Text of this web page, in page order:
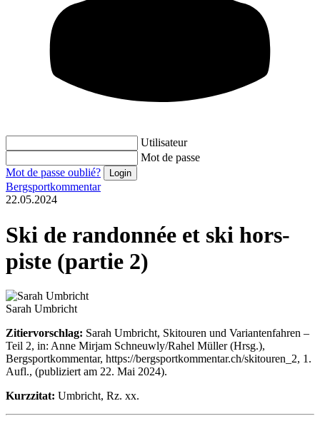
Utilisateur
Mot de passe
Mot de passe oublié?
Bergsportkommentar
22.05.2024
Ski de randonnée et ski hors-
piste (partie 2)
Sarah Umbricht
Zitiervorschlag: Sarah Umbricht, Skitouren und Variantenfahren –
Teil 2, in: Anne Mirjam Schneuwly/Rahel Müller (Hrsg.),
Bergsportkommentar, https://bergsportkommentar.ch/skitouren_2, 1.
Aufl., (publiziert am 22. Mai 2024).
Kurzzitat: Umbricht, Rz. xx.